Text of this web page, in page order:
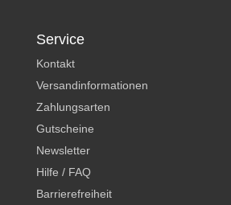
Service
Kontakt
Versandinformationen
Zahlungsarten
Gutscheine
Newsletter
Hilfe / FAQ
Barrierefreiheit